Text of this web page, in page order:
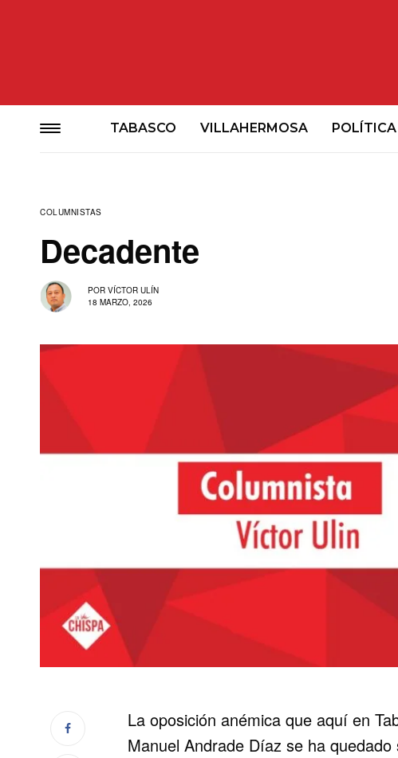
TABASCO VILLAHERMOSA POLÍTICA
COLUMNISTAS
Decadente
POR VÍCTOR ULÍN
18 MARZO, 2026
La oposición anémica que aquí en
Manuel Andrade Díaz se ha